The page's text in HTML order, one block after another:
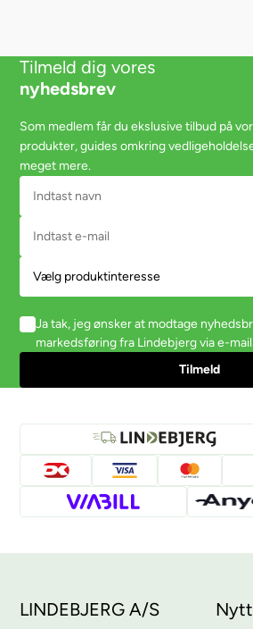
Tilmeld dig vores
nyhedsbrev
Som medlem får du ekslusive tilbud på
produkter, guides omkring
meget mere.
Ja tak, jeg ønsker at modtage
markedsføring fra Lindebjerg via e-mail.
LINDEBJERG A/S